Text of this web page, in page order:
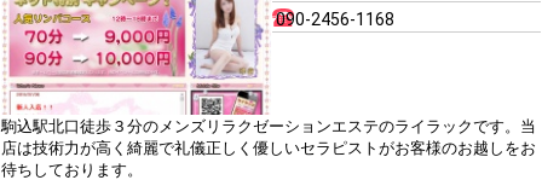
090-2456-1168
駒込駅北口徒歩３分のメンズリラクゼーションエステのライラックです。当
店は技術力が高く綺麗で礼儀正しく優しいセラピストがお客様のお越しをお
待ちしております。